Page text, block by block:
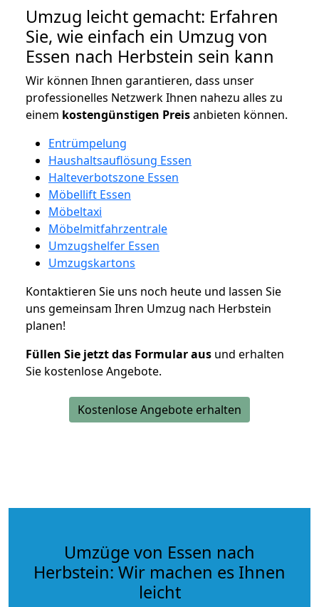
Umzug leicht gemacht: Erfahren
Sie, wie einfach ein Umzug von
Essen nach Herbstein sein kann
Wir können Ihnen garantieren, dass unser
professionelles Netzwerk Ihnen nahezu alles zu
einem kostengünstigen Preisanbieten können.
Entrümpelung
Haushaltsauflösung Essen
Halteverbotszone Essen
Möbellift Essen
Möbeltaxi
Möbelmitfahrzentrale
Umzugshelfer Essen
Umzugskartons
Kontaktieren Sie uns noch heute und lassen Sie
uns gemeinsam Ihren Umzug nach Herbstein
planen!
Füllen Sie jetzt das Formular aus und erhalten
Sie kostenlose Angebote.
Kostenlose Angebote erhalten
Umzüge von Essen nach
Herbstein: Wir machen es Ihnen
leicht